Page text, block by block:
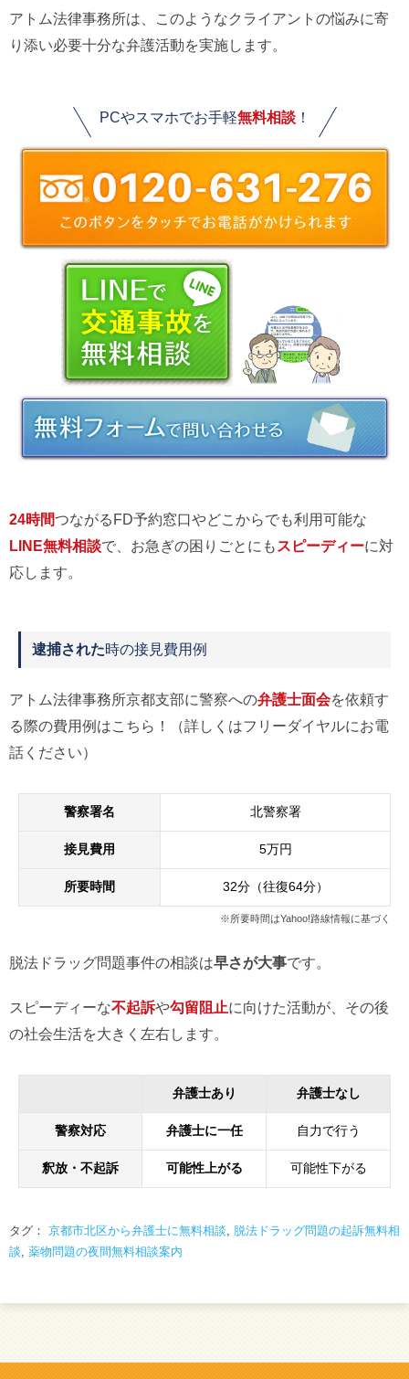
アトム法律事務所は、このようなクライアントの悩みに寄
り添い必要十分な弁護活動を実施します。
PCやスマホでお手軽無料相談！
24時間つながるFD予約窓口やどこからでも利用可能な
LINE無料相談で、お急ぎの困りごとにも スピーディーに対
応します。
逮捕された時の接見費用例
アトム法律事務所京都支部に警察への弁護士面会を依頼す
る際の費用例はこちら！（詳しくはフリーダイヤルにお電
話ください）
警察署名 北警察署
接見費用 5万円
所要時間 32分（往復64分）
※所要時間はYahoo!路線情報に基づく
脱法ドラッグ問題事件の相談は早さが大事です。
スピーディーな不起訴や勾留阻止に向けた活動が、その後
の社会生活を大きく左右します。
弁護士あり 弁護士なし
警察対応 弁護士に一任 自力で行う
釈放・不起訴 可能性上がる 可能性下がる
タグ： 京都市北区から弁護士に無料相談, 脱法ドラッグ問題の起訴無料相
談, 薬物問題の夜間無料相談案内